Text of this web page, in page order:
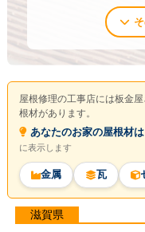
屋根修理の工事店には板金
根材があります。
あなたのお家の屋根材は
に表示します
金属 瓦
滋賀県